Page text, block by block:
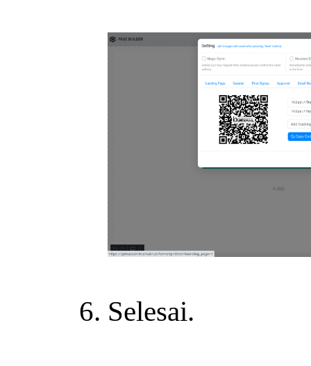
Selesai.